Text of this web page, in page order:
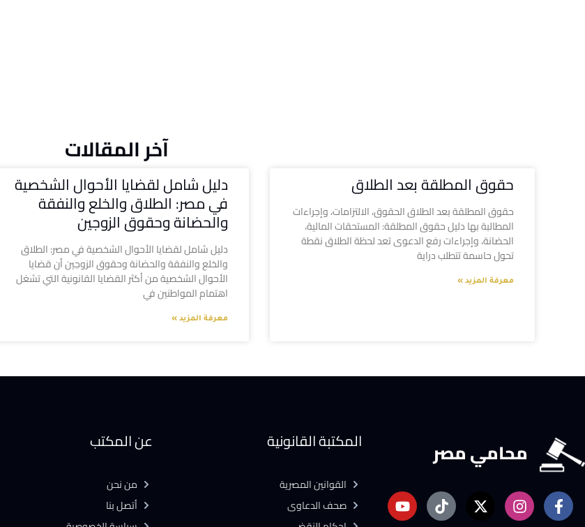
آخر المقالات
حقوق المطلقة بعد الطلاق
حقوق المطلقة بعد الطلاق الحقوق، الالتزامات، وإجراءات
المطالبة بها دليل حقوق المطلقة: المستحقات المالية،
الحضانة، وإجراءات رفع الدعوى تعد لحظة الطلاق نقطة
تحول حاسمة تتطلب دراية
معرفة المزيد »
دليل شامل لقضايا الأحوال الشخصية
في مصر: الطلاق والخلع والنفقة
والحضانة وحقوق الزوجين
دليل شامل لقضايا الأحوال الشخصية في مصر: الطلاق
والخلع والنفقة والحضانة وحقوق الزوجين أن قضايا
الأحوال الشخصية من أكثر القضايا القانونية التي تشغل
اهتمام المواطنين في
معرفة المزيد »
محامي مصر المكتبة القانونية
القوانين المصرية
صحف الدعاوى
عن المكتب
من نحن
أتصل بنا